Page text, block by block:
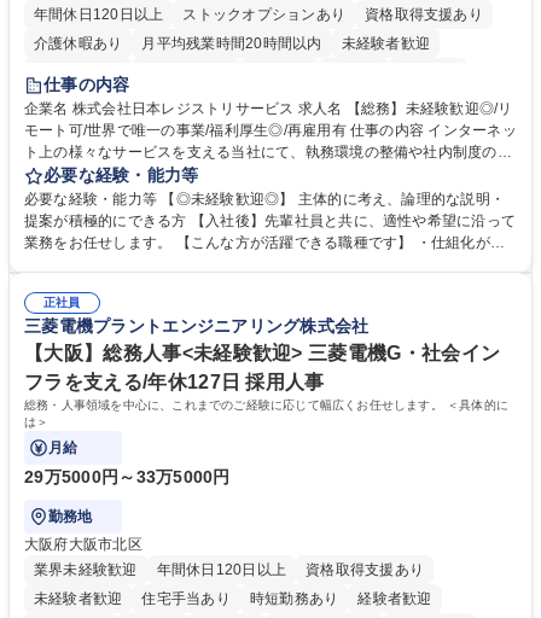
年間休日120日以上
ストックオプションあり
資格取得支援あり
介護休暇あり
月平均残業時間20時間以内
未経験者歓迎
住宅手当あり
完全週休2日制
交通費支給 駅近5分以内 土日祝休み 服装自由
仕事の内容
企業名 株式会社日本レジストリサービス 求人名 【総務】未経験歓迎◎/リ
モート可/世界で唯一の事業/福利厚生◎/再雇用有 仕事の内容 インターネッ
ト上の様々なサービスを支える当社にて、執務環境の整備や社内制度の検
討、イベント運営などの幅広い業務を担当し、間接的に会社の生産性向上
や成長に貢献している部署です。 会社の全メンバーが安心して長く成果を
発揮できる環境を整えるために、毎日のメンテナンスや維持管理に加え、
新たな施策検討を積極的に行っていただき、会社全体を巻き込み課題解決
幅広い業務の体得が可能で、多様なキャリアパスを描くことも可能です。
募集職種 【総務】未経験歓迎◎/リモート可/世界で唯一の事業/福利厚生◎/
再雇用有
必要な経験・能力等
必要な経験・能力等 【◎未経験歓迎◎】 主体的に考え、論理的な説明・
提案が積極的にできる方 【入社後】先輩社員と共に、適性や希望に沿って
業務をお任せします。 【こんな方が活躍できる職種です】 ・仕組化が好
対処できる・新しいことに興味関心がある 【魅力】■自己啓発支援：資格
取得や通信教育など費用の80%（年間25万円まで）を補助 ■住宅手当：家
賃の50%（月額7万円まで）を補助 学歴・資格 学歴：大学院 大学 語学
力： 資格：
正社員
三菱電機プラントエンジニアリング株式会社
【大阪】総務人事<未経験歓迎> 三菱電機G・社会イン
フラを支える/年休127日 採用人事
総務・人事領域を中心に、これまでのご経験に応じて幅広くお任せします。 ＜具体的に
は＞
月給
29万5000円～33万5000円
勤務地
大阪府大阪市北区
業界未経験歓迎
年間休日120日以上
資格取得支援あり
未経験者歓迎
住宅手当あり 時短勤務あり
経験者歓迎